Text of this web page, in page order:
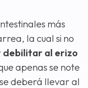
más
la cual si no
al erizo
apenas se note
deberá llevar al